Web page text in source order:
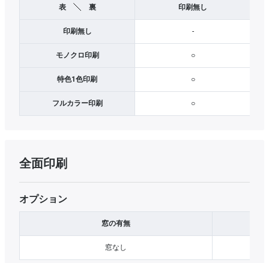
表 裏 印刷無し
印刷無し -
モノクロ印刷 ○
特色1色印刷 ○
フルカラー印刷 ○
全面印刷
オプション
窓の有無
窓なし